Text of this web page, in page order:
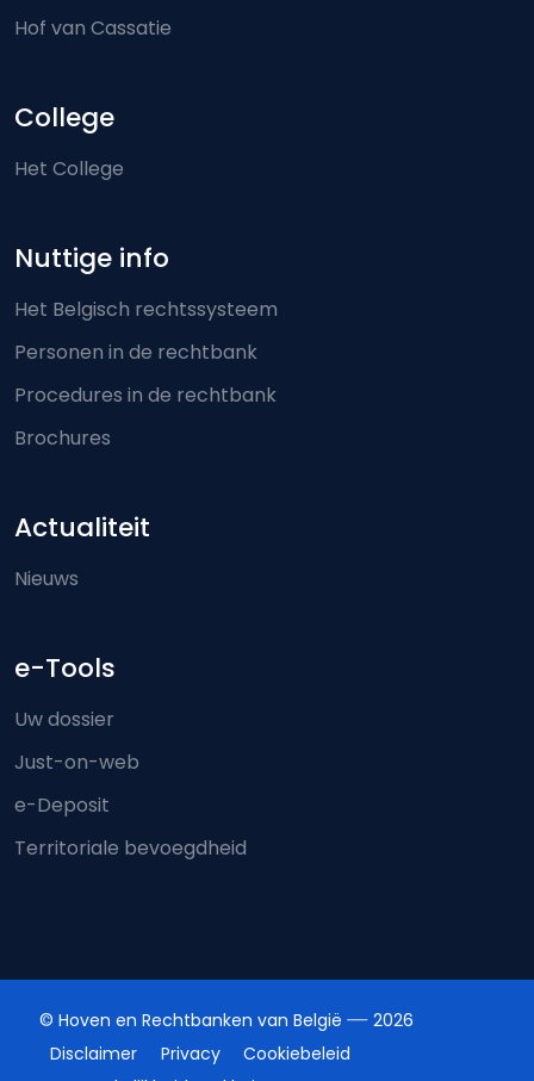
Hof van Cassatie
College
Het College
Nuttige info
Het Belgisch rechtssysteem
Personen in de rechtbank
Procedures in de rechtbank
Brochures
Actualiteit
Nieuws
e-Tools
Uw dossier
Just-on-web
e-Deposit
Territoriale bevoegdheid
© Hoven en Rechtbanken van België
2026
Disclaimer
Privacy
Cookiebeleid